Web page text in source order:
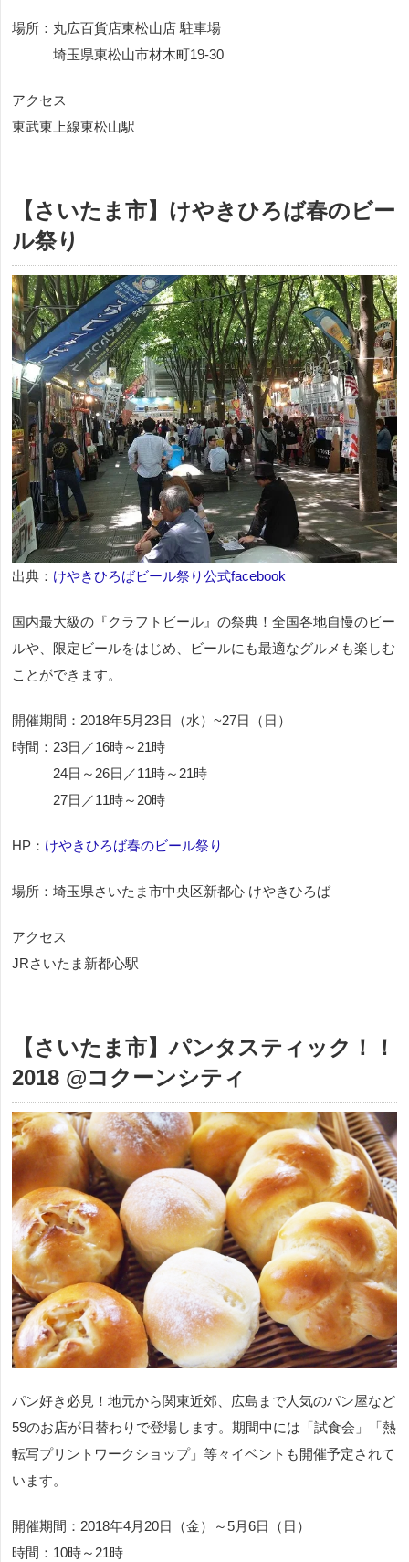
場所：丸広百貨店東松山店 駐車場
埼玉県東松山市材木町19-30
アクセス
東武東上線東松山駅
【さいたま市】けやきひろば春のビー
ル祭り
出典： けやきひろばビール祭り公式facebook
国内最大級の『クラフトビール』の祭典！全国各地自慢のビー
ルや、限定ビールをはじめ、ビールにも最適なグルメも楽しむ
ことができます。
開催期間：2018年5月23日（水）~27日（日）
時間：23日／16時～21時
24日～26日／11時～21時
27日／11時～20時
HP： けやきひろば春のビール祭り
場所：埼玉県さいたま市中央区新都心 けやきひろば
アクセス
JRさいたま新都心駅
【さいたま市】パンタスティック！！
2018 @コクーンシティ
パン好き必見！地元から関東近郊、広島まで人気のパン屋など
59のお店が日替わりで登場します。期間中には「試食会」「熱
転写プリントワークショップ」等々イベントも開催予定されて
います。
開催期間：2018年4月20日（金）～5月6日（日）
時間：10時～21時